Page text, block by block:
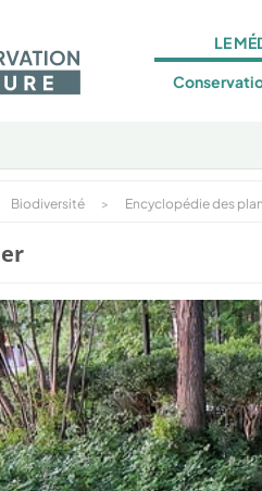
LE
Biodiversité > Encyclopédie des